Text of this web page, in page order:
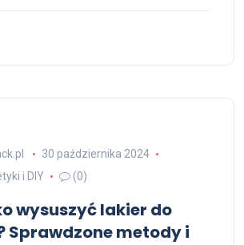
30 października 2024
i DIY
(0)
wysuszyć lakier do
Sprawdzone metody i